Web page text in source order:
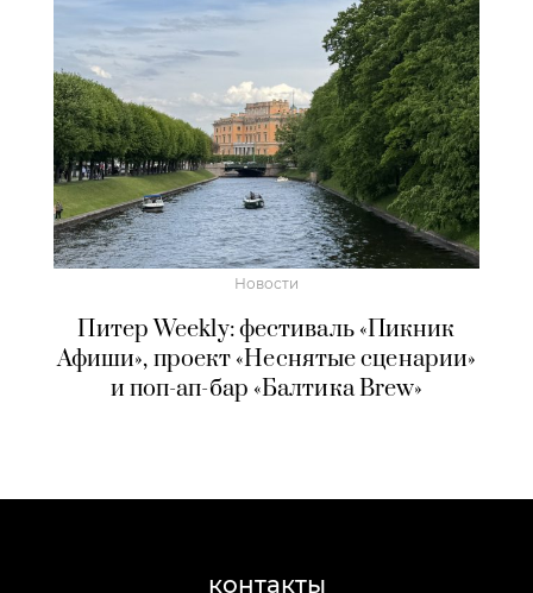
Новости
Питер Weekly: фестиваль «Пикник
Афиши», проект «Неснятые сценарии»
и поп-ап-бар «Балтика Brew»
контакты